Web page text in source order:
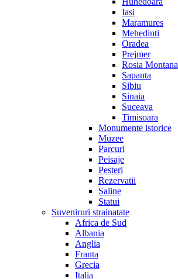
Iasi
Maramures
Mehedinti
Oradea
Prejmer
Rosia Montana
Sapanta
Sibiu
Sinaia
Suceava
Timisoara
Monumente istorice
Muzee
Parcuri
Peisaje
Pesteri
Rezervatii
Saline
Statui
Suveniruri strainatate
Africa de Sud
Albania
Anglia
Franta
Grecia
Italia